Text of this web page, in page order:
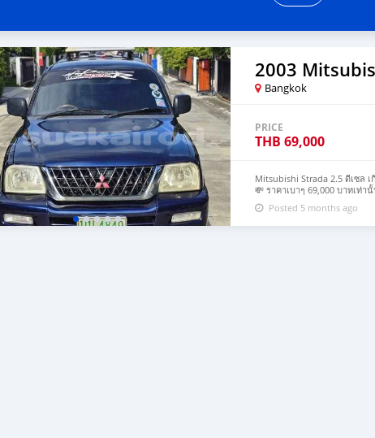
2003
Bangkok
PRICE
THB 69,000
Mitsubishi Strada 2.5 ดีเซล
💸 ราคาเบาๆ 69,000 บาทเท่
ครับ รถสวยเดิมๆ มือเดียวลำดั
เบาะหนัง สะอาดกลิ่นหอม แอร์
ถ่ายน้ำมันเครื่องทุก6เดือน เกี
Posted 5 months ago